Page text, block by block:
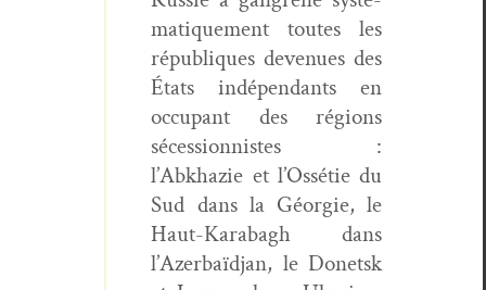
ma­tique­ment toutes les
républiques dev­enues des
États indépen­dants en
occu­pant des régions
séces­sion­nistes :
l’Abkhazie et l’Ossétie du
Sud dans la Géorgie, le
Haut-Karabagh dans
l’Azerbaïdjan, le Donet­sk